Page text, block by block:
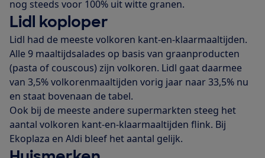
nog steeds voor 100% uit witte granen.
Lidl koploper
Lidl had de meeste volkoren kant-en-klaarmaaltijden.
Alle 9 maaltijdsalades op basis van graanproducten
(pasta of couscous) zijn volkoren. Lidl gaat daarmee
van 3,5% volkorenmaaltijden vorig jaar naar 33,5% nu
en staat bovenaan de tabel.
Ook bij de meeste andere supermarkten steeg het
aantal volkoren kant-en-klaarmaaltijden flink. Bij
Ekoplaza en Aldi bleef het aantal gelijk.